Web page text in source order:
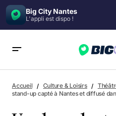
Big City Nantes
L'appli est dispo !
France
Accueil Culture & Loisirs
stand-up capté à Nantes et diffusé